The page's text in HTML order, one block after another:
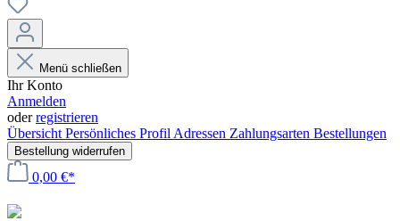
Menü schließen
Ihr Konto
Anmelden
oderregistrieren
Übersicht Persönliches Profil Adressen Zahlungsarten Bestellungen
Bestellung widerrufen
0,00 €*